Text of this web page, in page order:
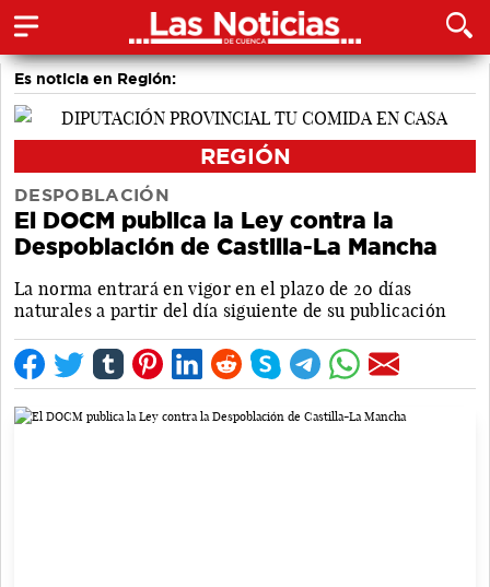
Es noticia en Región:
REGIÓN
DESPOBLACIÓN
El DOCM publica la Ley contra la
Despoblación de Castilla-La Mancha
La norma entrará en vigor en el plazo de 20 días
naturales a partir del día siguiente de su publicación